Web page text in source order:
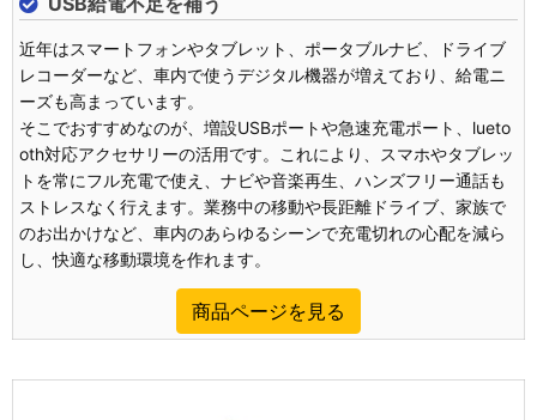
近年はスマートフォンやタブレット、ポータブルナビ、ドライブ
レコーダーなど、車内で使うデジタル機器が増えており、給電ニ
ーズも高まっています。
そこでおすすめなのが、増設USBポートや急速充電ポート、lueto
oth対応アクセサリーの活用です。これにより、スマホやタブレッ
トを常にフル充電で使え、ナビや音楽再生、ハンズフリー通話も
ストレスなく行えます。業務中の移動や長距離ドライブ、家族で
のお出かけなど、車内のあらゆるシーンで充電切れの心配を減ら
し、快適な移動環境を作れます。
商品ページを見る